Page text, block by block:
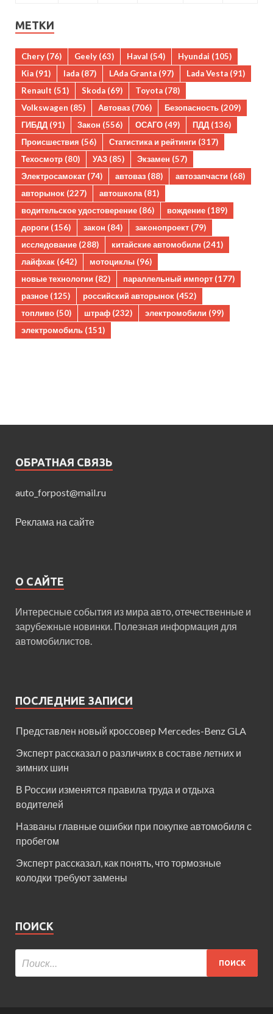
МЕТКИ
Chery (76) Geely (63) Haval (54) Hyundai (105)
Kia (91) lada (87) LAda Granta (97) Lada Vesta (91)
Renault (51) Skoda (69) Toyota (78)
Volkswagen (85) Автоваз (706) Безопасность (209)
ГИБДД (91) Закон (556) ОСАГО (49) ПДД (136)
Происшествия (56) Статистика и рейтинги (317)
Техосмотр (80) УАЗ (85) Экзамен (57)
Электросамокат (74) автоваз (88) автозапчасти (68)
авторынок (227) автошкола(81)
водительское удостоверение (86) вождение (189)
дороги (156) закон (84) законопроект (79)
исследование (288) китайские автомобили (241)
лайфхак (642) мотоциклы (96)
новые технологии (82) параллельный импорт (177)
разное (125) российский авторынок (452)
топливо (50) штраф (232) электромобили (99)
электромобиль (151)
ОБРАТНАЯ СВЯЗЬ
auto_forpost@mail.ru
Реклама на сайте
О САЙТЕ
Интересные события из мира авто, отечественные и
зарубежные новинки. Полезная информация для
автомобилистов.
ПОСЛЕДНИЕ ЗАПИСИ
Представлен новый кроссовер Mercedes-Benz GLA
Эксперт рассказал о различиях в составе летних и
зимних шин
В России изменятся правила труда и отдыха
водителей
Названы главные ошибки при покупке автомобиля с
пробегом
Эксперт рассказал, как понять, что тормозные
колодки требуют замены
ПОИСК